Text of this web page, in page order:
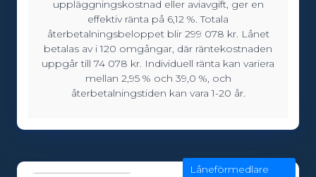
Löptid:
12 - 240 månader
uppläggningskostnad eller aviavgift, ger en
effektiv ränta på 6,12 %. Totala
återbetalningsbeloppet blir 299 078 kr. Lånet
betalas av i 120 omgångar, där räntekostnaden
uppgår till 74 078 kr. Individuell ränta kan variera
mellan 2,95 % och 39,0 %, och
återbetalningstiden kan vara 1-20 år.
Låneförmedlare